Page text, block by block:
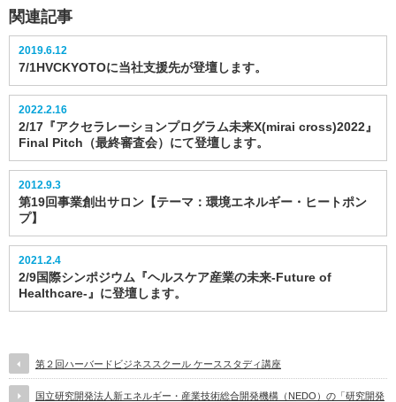
関連記事
2019.6.12
7/1HVCKYOTOに当社支援先が登壇します。
2022.2.16
2/17『アクセラレーションプログラム未来X(mirai cross)2022』
Final Pitch（最終審査会）にて登壇します。
2012.9.3
第19回事業創出サロン【テーマ：環境エネルギー・ヒートポン
プ】
2021.2.4
2/9国際シンポジウム『ヘルスケア産業の未来-Future of
Healthcare-』に登壇します。
第２回ハーバードビジネススクール ケーススタディ講座
国立研究開発法人新エネルギー・産業技術総合開発機構（NEDO）の「研究開発